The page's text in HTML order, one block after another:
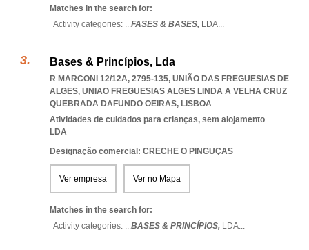
Matches in the search for:
Activity categories: ...FASES & BASES, LDA...
Bases & Princípios, Lda
R MARCONI 12/12A, 2795-135, UNIÃO DAS FREGUESIAS DE
ALGES, UNIAO FREGUESIAS ALGES LINDA A VELHA CRUZ
QUEBRADA DAFUNDO OEIRAS, LISBOA
Atividades de cuidados para crianças, sem alojamento
LDA
Designação comercial: CRECHE O PINGUÇAS
Ver empresa Ver no Mapa
Matches in the search for:
Activity categories: ...BASES & PRINCÍPIOS, LDA...